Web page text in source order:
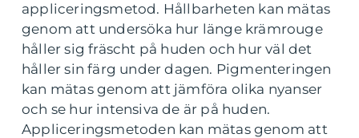
appliceringsmetod. Hållbarheten kan mätas
genom att undersöka hur länge krämrouge
håller sig fräscht på huden och hur väl det
håller sin färg under dagen. Pigmenteringen
kan mätas genom att jämföra olika nyanser
och se hur intensiva de är på huden.
Appliceringsmetoden kan mätas genom att